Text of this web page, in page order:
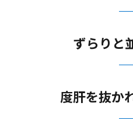
ずらりと
度肝を抜か